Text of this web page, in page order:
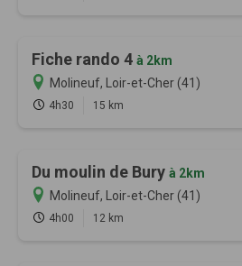
Fiche rando 4 à 2km
Molineuf, Loir-et-Cher (41)
4h30 15 km
Du moulin de Bury à 2km
Molineuf, Loir-et-Cher (41)
4h00 12 km